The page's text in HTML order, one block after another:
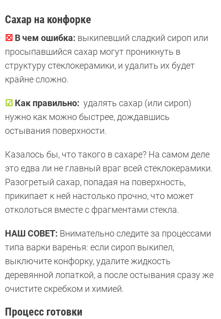
Сахар на конфорке
☒ В чем ошибка: выкипевший сладкий сироп или
просыпавшийся сахар могут проникнуть в
структуру стеклокерамики, и удалить их будет
крайне сложно.
☑ Как правильно: удалять сахар (или сироп)
нужно как можно быстрее, дождавшись
остывания поверхности.
Казалось бы, что такого в сахаре? На самом деле
это едва ли не главный враг всей стеклокерамики.
Разогретый сахар, попадая на поверхность,
прикипает к ней настолько прочно, что может
отколоться вместе с фрагментами стекла.
НАШ СОВЕТ: Внимательно следите за процессами
типа варки варенья: если сироп выкипел,
выключите конфорку, удалите жидкость
деревянной лопаткой, а после остывания сразу же
очистите скребком и химией.
Процесс готовки